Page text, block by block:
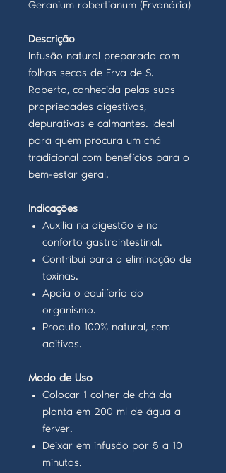
Geranium robertianum (Ervanária)
Descrição
Infusão natural preparada com
folhas secas de Erva de S.
Roberto, conhecida pelas suas
propriedades digestivas,
depurativas e calmantes. Ideal
para quem procura um chá
tradicional com benefícios para o
bem-estar geral.
Indicações
Auxilia na digestão e no
conforto gastrointestinal.
Contribui para a eliminação de
toxinas.
Apoia o equilíbrio do
organismo.
Produto 100% natural, sem
aditivos.
Modo de Uso
Colocar 1 colher de chá da
planta em 200 ml de água a
ferver.
Deixar em infusão por 5 a 10
minutos.